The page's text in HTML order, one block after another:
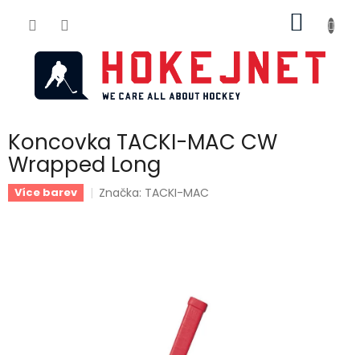
KOŠÍK
Koncovka TACKI-MAC CW
Wrapped Long
Více barev Značka: TACKI-MAC